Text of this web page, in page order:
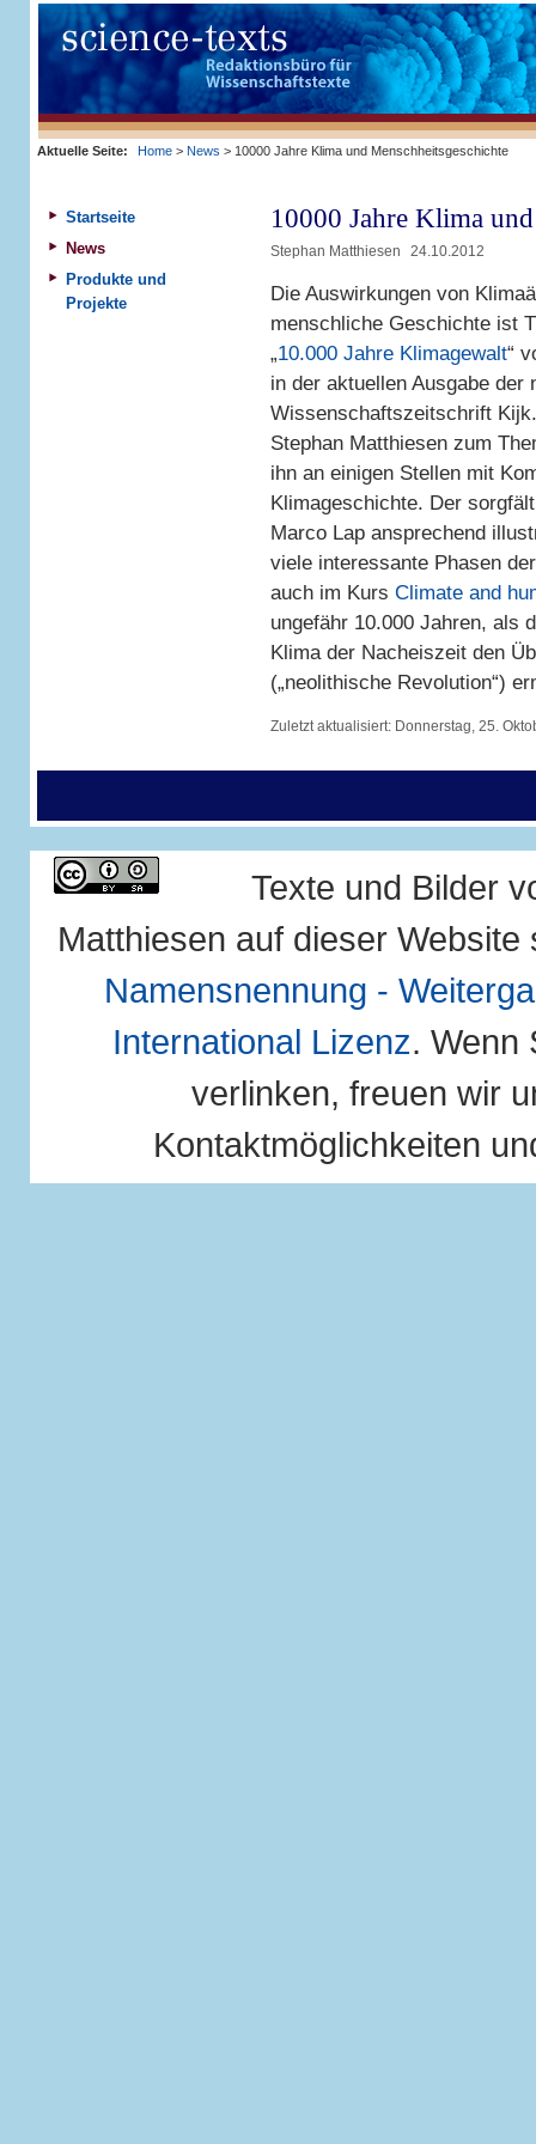
Aktuelle Seite: Home> News > 10000 Jahre Klima und Menschheitsgeschichte
10000 Jahre Klima
Stephan Matthiesen 24.10.2012
Die Auswirkungen von
menschliche Geschichte ist
„10.000 Jahre Klimagewalt“
in der aktuellen Ausgabe der
Wissenschaftszeitschrift
Stephan Matthiesen zum
ihn an einigen Stellen mit
Klimageschichte. Der
Marco Lap ansprechend
viele interessante Phasen
auch im Kurs Climate and
ungefähr 10.000 Jahren, als
Klima der Nacheiszeit den
(„neolithische Revolution“)
Zuletzt aktualisiert: Donnerstag, 25.
Startseite
News
Produkte und
Projekte
Texte und Bilder
Matthiesen auf dieser
Namensnennung -
International Lizenz. Wenn
verlinken, freuen wir
Kontaktmöglichkeiten